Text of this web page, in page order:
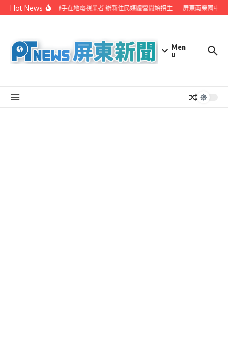
Skip to content
Hot News屏縣府聯手在地電視業者 辦新住民媒體營開始招生 屏東南榮國中赴
Men
u